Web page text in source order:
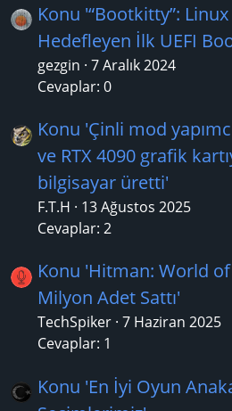
Konu '“Bootkitty”:
Hedefleyen İlk UEFI
gezgin 7 Aralık 2024
Cevaplar: 0
Konu 'Çinli mod
ve RTX 4090 grafik
bilgisayar üretti'
F.T.H
13 Ağustos 2025
Cevaplar: 2
Konu 'Hitman: World
Milyon Adet Sattı'
TechSpiker 7 Haziran 2025
Cevaplar: 1
Konu 'En İyi Oyun